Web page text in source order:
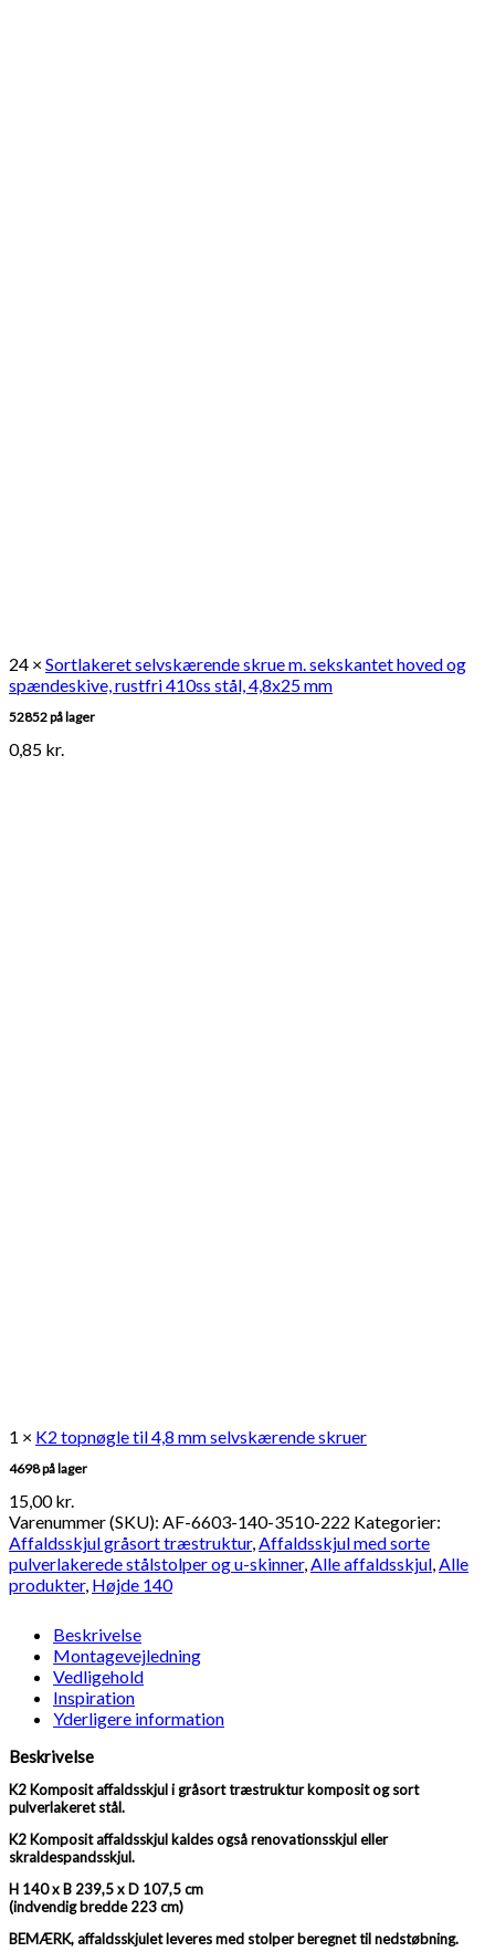
24 × Sortlakeret selvskærende skrue m. sekskantet hoved og
spændeskive, rustfri 410ss stål, 4,8x25 mm
52852 på lager
0,85 kr.
1 × K2 topnøgle til 4,8 mm selvskærende skruer
4698 på lager
15,00kr.
Varenummer (SKU): AF-6603-140-3510-222 Kategorier:
Affaldsskjul gråsort træstruktur,Affaldsskjul med sorte
pulverlakerede stålstolper og u-skinner,Alle affaldsskjul,Alle
produkter, Højde 140
Beskrivelse
Montagevejledning
Vedligehold
Inspiration
Yderligere information
Beskrivelse
K2 Komposit affaldsskjul i gråsort træstruktur komposit og sort
pulverlakeret stål.
K2 Komposit affaldsskjul kaldes også renovationsskjul eller
skraldespandsskjul.
H 140 x B 239,5 x D 107,5 cm
(indvendig bredde 223 cm)
BEMÆRK, affaldsskjulet leveres med stolper beregnet til nedstøbning.